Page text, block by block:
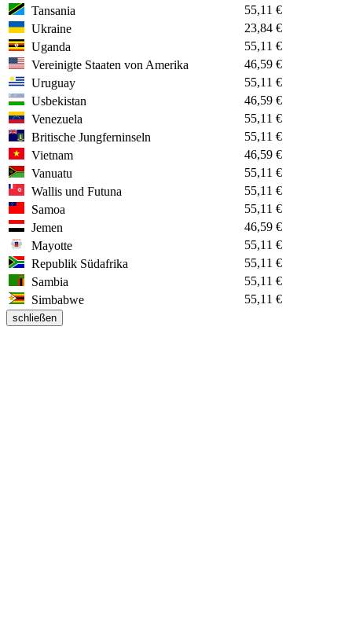
Tansania
55,11 €
Ukraine
23,84 €
Uganda
55,11 €
Vereinigte Staaten von Amerika
46,59 €
Uruguay
55,11 €
Usbekistan
46,59 €
Venezuela
55,11 €
Britische Jungferninseln
55,11 €
Vietnam
46,59 €
Vanuatu
55,11 €
Wallis und Futuna
55,11 €
Samoa
55,11 €
Jemen
46,59 €
Mayotte
55,11 €
Republik Südafrika
55,11 €
Sambia
55,11 €
Simbabwe
55,11 €
schließen